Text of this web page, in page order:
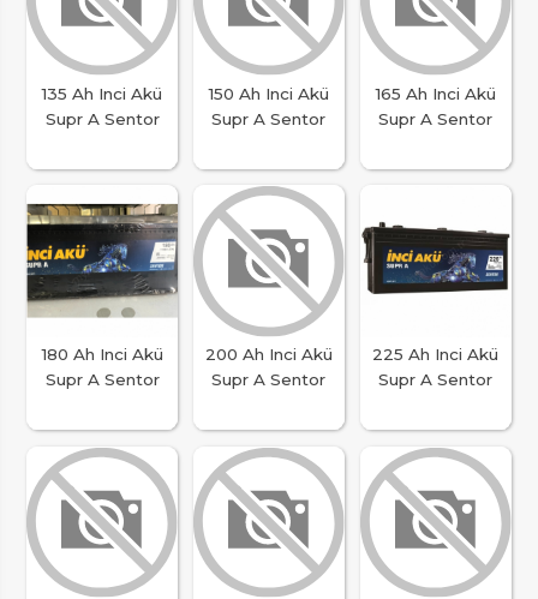
135 Ah Inci Akü
Supr A Sentor
150 Ah Inci Akü
Supr A Sentor
165 Ah Inci Akü
Supr A Sentor
180 Ah Inci Akü
Supr A Sentor
200 Ah Inci Akü
Supr A Sentor
225 Ah Inci Akü
Supr A Sentor